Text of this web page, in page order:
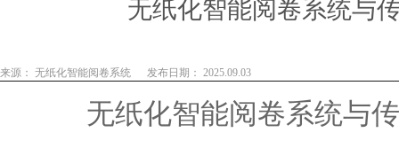
无纸化智能阅卷系统与
来源： 无纸化智能阅卷系统 发布日期： 2025.09.03
无纸化智能阅卷系统与